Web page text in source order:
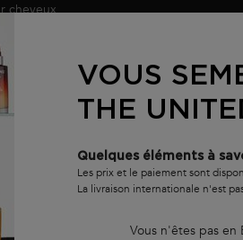
cheveux
pour
VOUS
THE
Quelques éléments à
Les prix et le paiement sont
La livraison internationale n'est
Vous n'êtes pas en